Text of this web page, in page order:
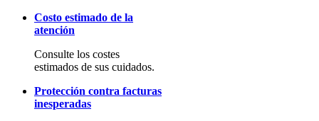
Costo estimado de la
atención
Consulte los costes
estimados de sus cuidados.
Protección contra facturas
inesperadas